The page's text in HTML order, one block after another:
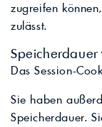
zugreifen
zulässt.
Speicherdauer
Das Session-
Sie haben
Speicherdauer.